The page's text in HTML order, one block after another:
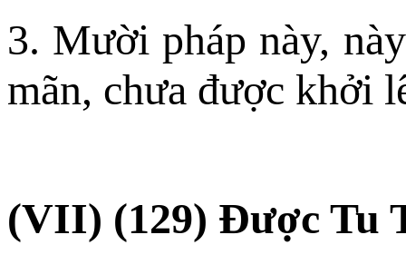
3. Mười pháp này,
mãn, chưa được khởi
(VII) (129) Ðược Tu